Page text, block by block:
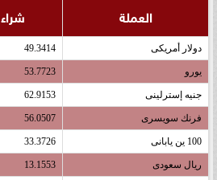
العملة شراء
دولار أمريكى 49.3414
يورو 53.7723
جنيه إسترلينى 62.9153
فرنك سويسرى 56.0507
100 ين يابانى 33.3726
ريال سعودى 13.1553